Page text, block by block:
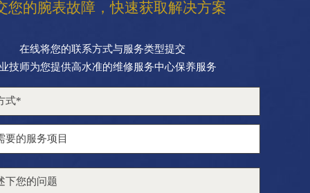
您的腕表故障，快速获取解决方案
在线将您的联系方式与服务类型提交
技师为您提供高水准的维修服务中心保养服务